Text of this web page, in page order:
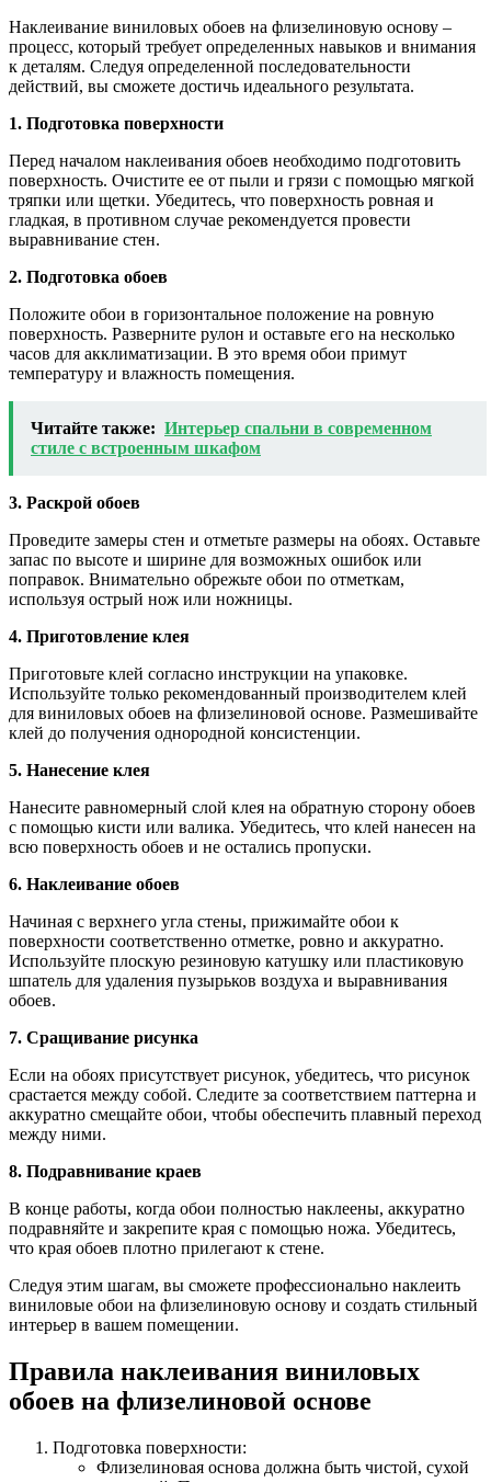
Наклеивание виниловых обоев на флизелиновую основу –
процесс, который требует определенных навыков и внимания
к деталям. Следуя определенной последовательности
действий, вы сможете достичь идеального результата.
1. Подготовка поверхности
Перед началом наклеивания обоев необходимо подготовить
поверхность. Очистите ее от пыли и грязи с помощью мягкой
тряпки или щетки. Убедитесь, что поверхность ровная и
гладкая, в противном случае рекомендуется провести
выравнивание стен.
2. Подготовка обоев
Положите обои в горизонтальное положение на ровную
поверхность. Разверните рулон и оставьте его на несколько
часов для акклиматизации. В это время обои примут
температуру и влажность помещения.
Читайте также: Интерьер спальни в современном
стиле с встроенным шкафом
3. Раскрой обоев
Проведите замеры стен и отметьте размеры на обоях. Оставьте
запас по высоте и ширине для возможных ошибок или
поправок. Внимательно обрежьте обои по отметкам,
используя острый нож или ножницы.
4. Приготовление клея
Приготовьте клей согласно инструкции на упаковке.
Используйте только рекомендованный производителем клей
для виниловых обоев на флизелиновой основе. Размешивайте
клей до получения однородной консистенции.
5. Нанесение клея
Нанесите равномерный слой клея на обратную сторону обоев
с помощью кисти или валика. Убедитесь, что клей нанесен на
всю поверхность обоев и не остались пропуски.
6. Наклеивание обоев
Начиная с верхнего угла стены, прижимайте обои к
поверхности соответственно отметке, ровно и аккуратно.
Используйте плоскую резиновую катушку или пластиковую
шпатель для удаления пузырьков воздуха и выравнивания
обоев.
7. Сращивание рисунка
Если на обоях присутствует рисунок, убедитесь, что рисунок
срастается между собой. Следите за соответствием паттерна и
аккуратно смещайте обои, чтобы обеспечить плавный переход
между ними.
8. Подравнивание краев
В конце работы, когда обои полностью наклеены, аккуратно
подравняйте и закрепите края с помощью ножа. Убедитесь,
что края обоев плотно прилегают к стене.
Следуя этим шагам, вы сможете профессионально наклеить
виниловые обои на флизелиновую основу и создать стильный
интерьер в вашем помещении.
Правила наклеивания виниловых
обоев на флизелиновой основе
Подготовка поверхности:
Флизелиновая основа должна быть чистой, сухой